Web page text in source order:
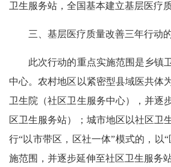
卫生服务站，全国基本建立基层医疗
三、基层医疗质量改善三年行动的
此次行动的重点实施范围是乡镇
中心。农村地区以紧密型县域医共体
卫生院（社区卫生服务中心），并逐
区卫生服务站）；城市地区以社区卫
行“以市带区，区社一体”模式的，以
施范围，并逐步延伸至社区卫生服务站